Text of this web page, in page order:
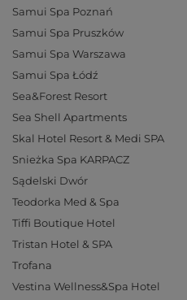
Samui Spa Poznań
Samui Spa Pruszków
Samui Spa Warszawa
Samui Spa Łódź
Sea&Forest Resort
Sea Shell Apartments
Skal Hotel Resort & Medi SPA
Snieżka Spa KARPACZ
Sądelski Dwór
Teodorka Med & Spa
Tiffi Boutique Hotel
Tristan Hotel & SPA
Trofana
Vestina Wellness&Spa Hotel